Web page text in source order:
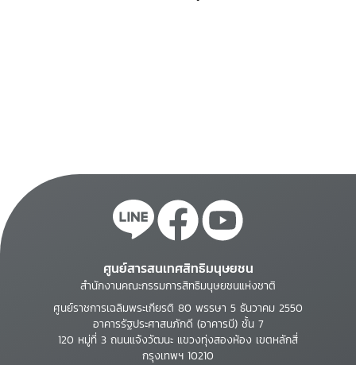
ศูนย์สารสนเทศสิทธิมนุษยชน
สำนักงานคณะกรรมการสิทธิมนุษยชนแห่งชาติ
ศูนย์ราชการเฉลิมพระเกียรติ 80 พรรษา 5 ธันวาคม 2550
อาคารรัฐประศาสนภักดี (อาคารบี) ชั้น 7
120 หมู่ที่ 3 ถนนแจ้งวัฒนะ แขวงทุ่งสองห้อง เขตหลักสี่
กรุงเทพฯ 10210